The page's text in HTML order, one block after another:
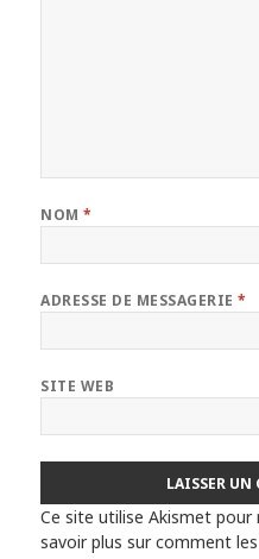
NOM*
ADRESSE DE MESSAGERIE*
SITE WEB
Ce site utilise Akismet pour
savoir plus sur comment